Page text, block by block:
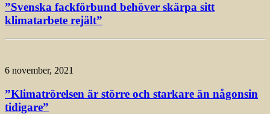
”Svenska fackförbund behöver skärpa sitt
klimatarbete rejält”
6 november, 2021
”Klimatrörelsen är större och starkare än någonsin
tidigare”